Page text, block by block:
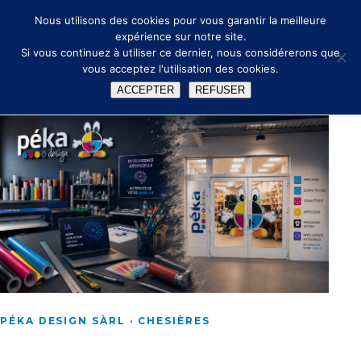
✉ info@peka.design 🔑
PÉKA DESIGN SÀRL · CHESIÈRES
Nous utilisons des cookies pour vous garantir la meilleure
expérience sur notre site.
Si vous continuez à utiliser ce dernier, nous considérerons que
vous acceptez l'utilisation des cookies.
ACCEPTER REFUSER